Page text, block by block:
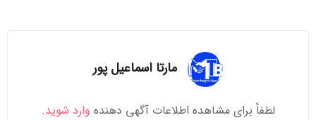
مارتا اسماعیل پور
لطفاً برای مشاهده اطلاعات آگهی دهنده وارد شوید.